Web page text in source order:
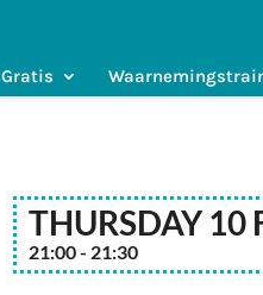
Gratis
Thursday 10
21:00 - 21:30